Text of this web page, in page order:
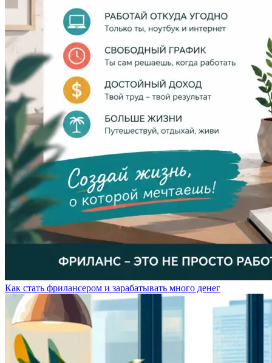
Как стать фрилансером и зарабатывать много денег